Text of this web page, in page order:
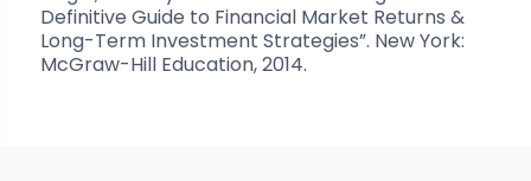
Definitive Guide to Financial Market Returns &
Long-Term Investment Strategies”. New York:
McGraw-Hill Education, 2014.